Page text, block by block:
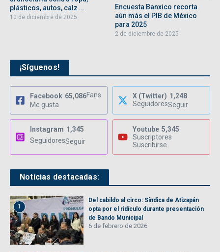
plásticos, autos, calz ...
10 de diciembre de 2025
Encuesta Banxico recorta
aún más el PIB de México
para 2025
2 de diciembre de 2025
¡Síguenos!
Facebook 65,086Fans
Me gusta
X (Twitter) 1,248
SeguidoresSeguir
Instagram 1,345
SeguidoresSeguir
Youtube 5,345
Suscriptores
Suscribirse
Noticias destacadas:
1
Del cabildo al circo: Síndica de Atizapán
opta por el ridículo durante presentación
de Bando Municipal
6 de febrero de 2026